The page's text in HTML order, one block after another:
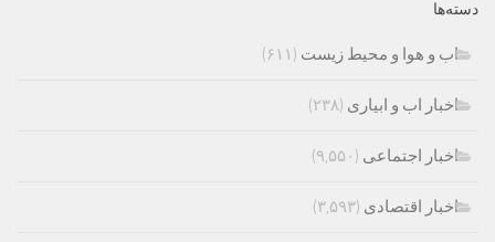
دسته‌ها
اب و هوا و محیط زیست (۶۱۱)
اخبار اب و ابیاری (۲۳۸)
اخبار اجتماعی (۹,۵۵۰)
اخبار اقتصادی (۳,۵۹۳)